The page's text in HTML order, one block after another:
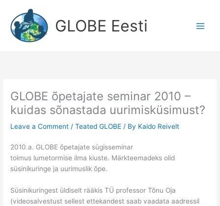
content
GLOBE Eesti
GLOBE õpetajate seminar 2010 –
kuidas sõnastada uurimisküsimust?
Leave a Comment /Teated GLOBE / By Kaido Reivelt
2010.a. GLOBE õpetajate sügisseminar
toimus lumetormise ilma kiuste. Märkteemadeks olid
süsinikuringe ja uurimuslik õpe.
Süsinikuringest üldiselt rääkis TÜ professor Tõnu Oja
(videosalvestust sellest ettekandest saab vaadata aadressil